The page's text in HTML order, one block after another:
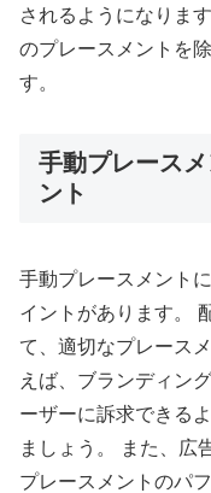
されるようになりま
のプレースメントを
す。
手動プレース
ント
手動プレースメント
イントがあります。
て、適切なプレース
えば、ブランディン
ーザーに訴求できる
ましょう。 また、広
プレースメントのパ